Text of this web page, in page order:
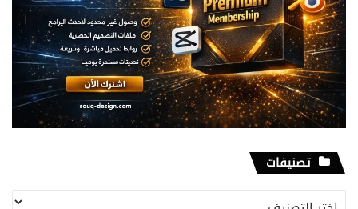
تصنيفات
تصنيفات